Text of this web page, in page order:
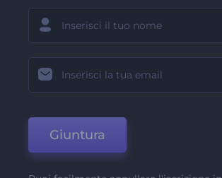
Giuntura